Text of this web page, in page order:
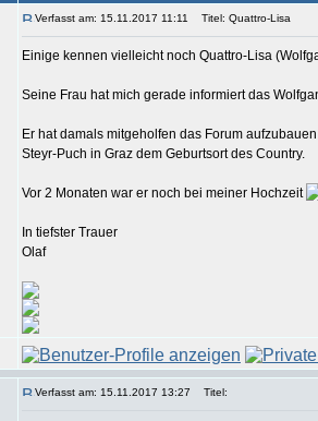
Verfasst am: 15.11.2017 11:11 Titel: Quattro-Lisa
Einige kennen vielleicht noch Quattro-Lisa
Seine Frau hat mich gerade informiert das
Er hat damals mitgeholfen das Forum
Steyr-Puch in Graz dem Geburtsort des Country.
Vor 2 Monaten war er noch bei meiner Hochzeit
In tiefster Trauer
Olaf
Verfasst am: 15.11.2017 13:27 Titel: